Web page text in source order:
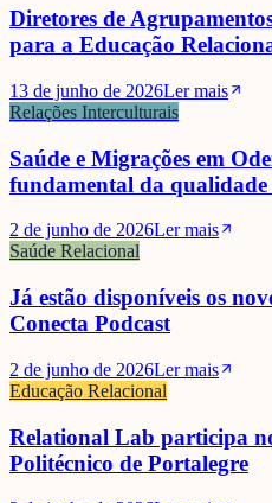
Diretores de
para a Educação
13 de junho de 2026Ler mais
Relações Interculturais
Saúde e Migrações em
fundamental da qualidade
2 de junho de 2026Ler mais
Saúde Relacional
Já estão disponíveis os
Conecta Podcast
2 de junho de 2026Ler mais
Educação Relacional
Relational Lab participa
Politécnico de Portalegre